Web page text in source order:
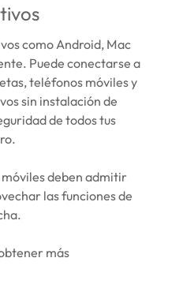
como Android, Mac
Puede conectarse a
teléfonos móviles y
sin instalación de
de todos tus
deben admitir
las funciones de
más